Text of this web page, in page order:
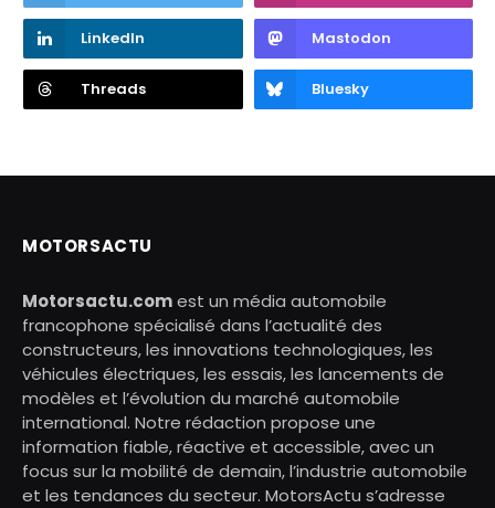
LinkedIn Mastodon
Threads Bluesky
MOTORSACTU
Motorsactu.comest un média automobile
francophone spécialisé dans l’actualité des
constructeurs, les innovations technologiques, les
véhicules électriques, les essais, les lancements de
modèles et l’évolution du marché automobile
international. Notre rédaction propose une
information fiable, réactive et accessible, avec un
focus sur la mobilité de demain, l’industrie automobile
et les tendances du secteur. MotorsActu s’adresse